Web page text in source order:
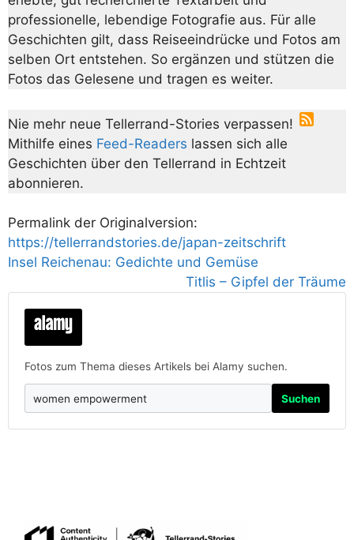
professionelle, lebendige Fotografie aus. Für alle
Geschichten gilt, dass Reiseeindrücke und Fotos am
selben Ort entstehen. So ergänzen und stützen die
Fotos das Gelesene und tragen es weiter.
Nie mehr neue Tellerrand-Stories verpassen!
Mithilfe eines Feed-Readers lassen sich alle
Geschichten über den Tellerrand in Echtzeit
abonnieren.
Permalink der Originalversion:
https://tellerrandstories.de/japan-zeitschrift
Insel Reichenau: Gedichte und Gemüse
Titlis – Gipfel der Träume
Fotos zum Thema dieses Artikels bei Alamy suchen.
Suchen